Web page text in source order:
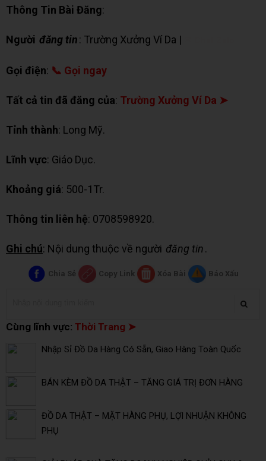
Thông Tin Bài Đăng:
Người đăng tin: Trường Xưởng Ví Da |
Gọi điện: 📞 Gọi ngay
Tất cả tin đã đăng của: Trường Xưởng Ví Da ➤
Tỉnh thành: Long Mỹ.
Lĩnh vực: Giáo Dục.
Khoảng giá: 500-1Tr.
Thông tin liên hệ: 0708598920.
Ghi chú: Nội dung thuộc về người đăng tin.
Chia Sẻ Copy Link Xóa Bài Báo Xấu
Cùng lĩnh vực: Thời Trang ➤
Nhập Sỉ Đồ Da Hàng Có Sẵn, Giao Hàng Toàn Quốc
BÁN KÈM ĐỒ DA THẬT – TĂNG GIÁ TRỊ ĐƠN HÀNG
ĐỒ DA THẬT – MẶT HÀNG PHỤ, LỢI NHUẬN KHÔNG
PHỤ